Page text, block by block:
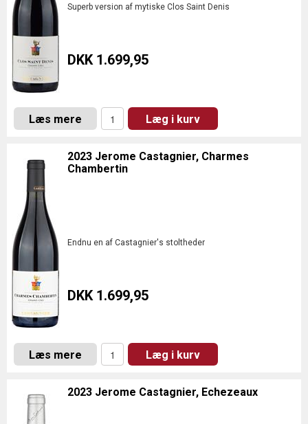
Superb version af mytiske Clos Saint Denis
DKK 1.699,95
Læs mere Læg i kurv
2023 Jerome Castagnier, Charmes
Chambertin
Endnu en af Castagnier's stoltheder
DKK 1.699,95
Læs mere Læg i kurv
2023 Jerome Castagnier, Echezeaux